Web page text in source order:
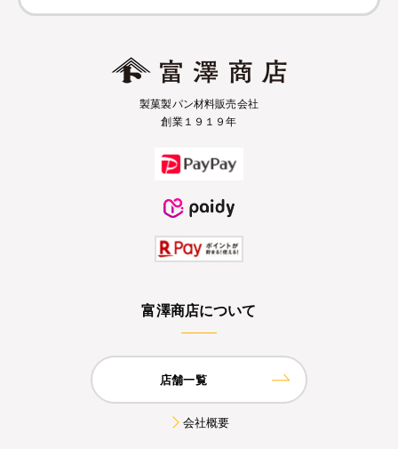
製菓製パン材料販売会社
創業１９１９年
富澤商店について
店舗一覧
会社概要